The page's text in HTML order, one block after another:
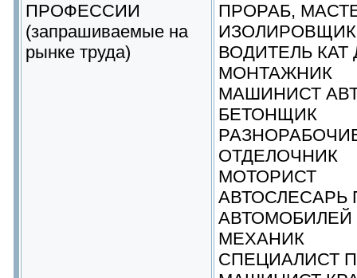
ПРОФЕССИИ
(запрашиваемые на
рынке труда)
ПРОРАБ,
ИЗОЛИРОВЩИК
ВОДИТЕЛЬ КАТ
МОНТАЖНИК
МАШИНИСТ
БЕТОНЩИК
ОТДЕЛОЧНИК
МОТОРИСТ
АВТОСЛЕСАРЬ
АВТОМОБИЛЕЙ
МЕХАНИК
СПЕЦИАЛИСТ